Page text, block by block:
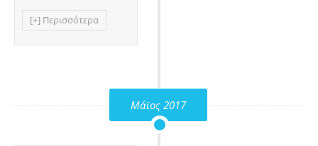
[+] Περισσότερα
Μάϊος 2017